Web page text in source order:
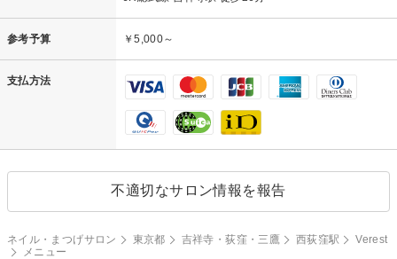
参考予算 ￥5,000～
支払方法
不適切なサロン情報を報告
ネイル・まつげサロン 東京都 吉祥寺・荻窪・三鷹 西荻窪駅
Verest
メニュー